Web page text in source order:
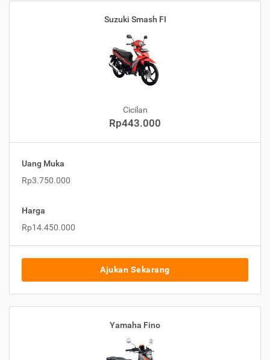
Suzuki Smash FI
Cicilan
Rp443.000
Uang Muka
Rp3.750.000
Harga
Rp14.450.000
Ajukan Sekarang
Yamaha Fino